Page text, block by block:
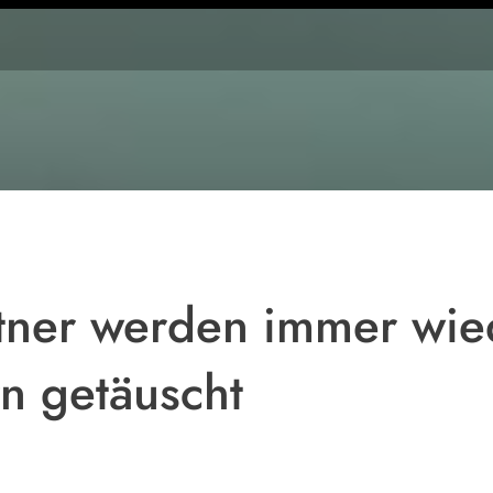
werden immer
getäuscht